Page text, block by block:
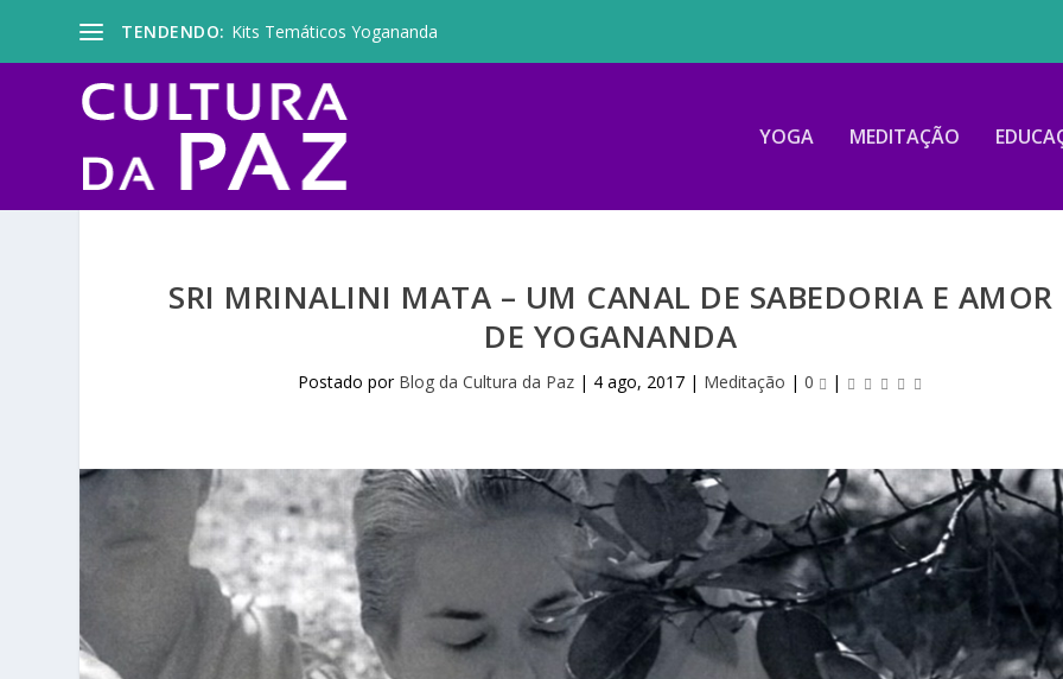
TENDENDO: Kits Temáticos Yogananda
YOGA MEDITAÇÃO
SRI MRINALINI MATA – UM CANAL DE SABEDORIA E AMOR
DE YOGANANDA
Postado por Blog da Cultura da Paz| 4 ago, 2017| Meditação | 0 |